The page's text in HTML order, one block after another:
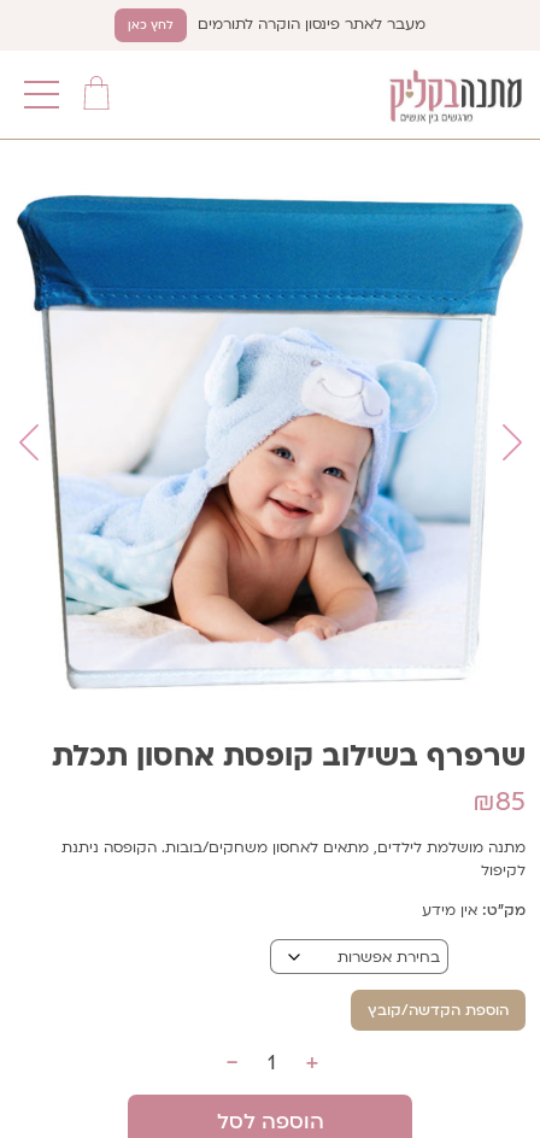
מעבר לאתר פינסון הוקרה לתורמים לחץ כאן
תפריט
שרפרף בשילוב קופסת אחסון תכלת
₪85
מתנה מושלמת לילדים, מתאים לאחסון משחקים/בובות. הקופסה ניתנת
לקיפול
מק"ט: אין מידע
הוספת הקדשה/קובץ
כמות +
-
הוספה לסל